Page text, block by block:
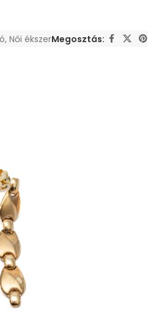
, Női ékszerMegosztás: